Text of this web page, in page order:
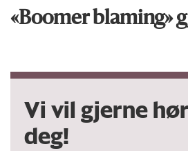
«Boomer blaming»
Vi vil gjerne
deg!